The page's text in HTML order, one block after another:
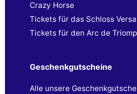
Crazy Horse
Tickets für das Schloss
Tickets für den Arc de
Geschenkgutscheine
Alle unsere